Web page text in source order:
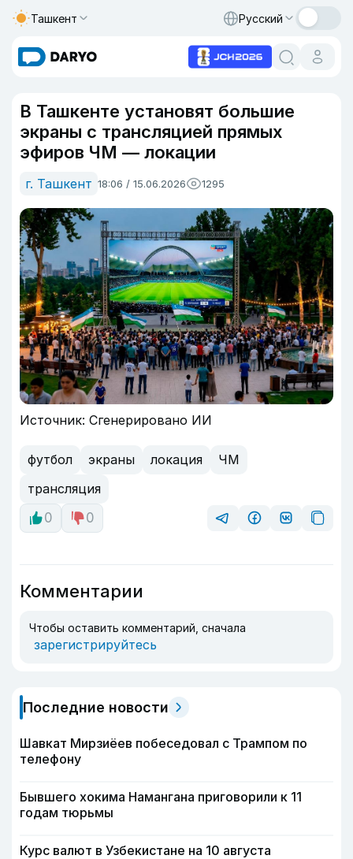
Ташкент Русский
В Ташкенте установят большие
экраны с трансляцией прямых
эфиров ЧМ — локации
г. Ташкент 18:06 / 15.06.2026 1295
Источник: Сгенерировано ИИ
футбол экраны локация
ЧМ
трансляция
0
0
Комментарии
Чтобы оставить комментарий, сначала
зарегистрируйтесь
Последние новости
Шавкат Мирзиёев побеседовал с Трампом по
телефону
Бывшего хокима Намангана приговорили к 11
годам тюрьмы
Курс валют в Узбекистане на 10 августа